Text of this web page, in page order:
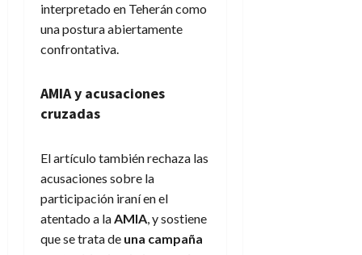
interpretado en Teherán como
una postura abiertamente
confrontativa.
AMIA y acusaciones
cruzadas
El artículo también rechaza las
acusaciones sobre la
participación iraní en el
atentado a laAMIA, y sostiene
que se trata de una campaña